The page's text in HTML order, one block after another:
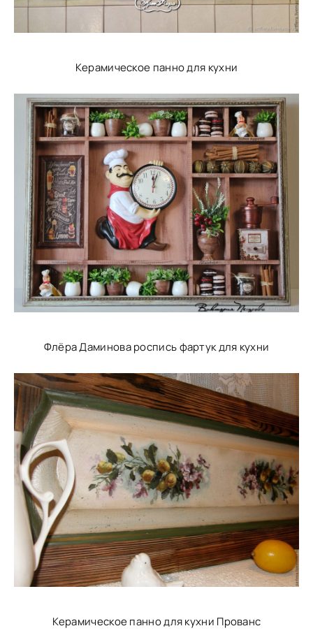
Керамическое панно для кухни
Флёра Даминова роспись фартук для кухни
Керамическое панно для кухни Прованс